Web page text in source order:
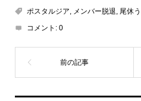
ポスタルジア
メンバー脱退 尾休
コメント: 0